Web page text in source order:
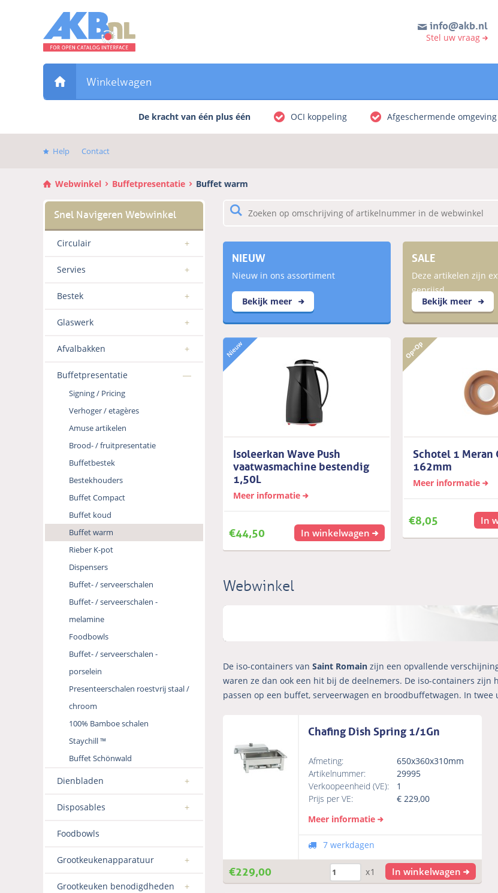
Direct
het
hoofdmenu
info@akb.nl
Stel uw vraag
Winkelwagen
De kracht van één plus één OCI koppeling Afgeschermende omgeving
Help Contact
Webwinkel Buffetpresentatie Buffet warm
Circulair
Servies
Bestek
Glaswerk
Afvalbakken
Buffetpresentatie
Signing / Pricing
Verhoger / etagères
Amuse artikelen
Brood- / fruitpresentatie
Buffetbestek
Bestekhouders
Buffet Compact
Buffet koud
Buffet warm
Rieber K-pot
Dispensers
Buffet- / serveerschalen
Buffet- / serveerschalen -
melamine
Foodbowls
Buffet- / serveerschalen -
porselein
Presenteerschalen roestvrij staal /
chroom
100% Bamboe schalen
Staychill ™
Buffet Schönwald
Dienbladen
Disposables
Foodbowls
Grootkeukenapparatuur
Grootkeuken benodigdheden
NIEUW
Nieuw in ons assortiment
Bekijk meer
Isoleerkan Wave Push
vaatwasmachine bestendig
1,50L
Meer informatie
€44,50 In winkelwagen
SALE
Deze artikelen zijn
geprijsd
Bekijk meer
Schotel 1 Meran
162mm
Meer informatie
€8,05 In
Webwinkel
De iso-containers van Saint Romain zijn een opvallende
waren ze dan ook een hit bij de deelnemers. De iso-containers zijn
passen op een buffet, serveerwagen en broodbuffetwagen. In
Chafing Dish Spring 1/1Gn
Afmeting:
650x360x310mm
Artikelnummer:
29995
Verkoopeenheid (VE):
1
Prijs per VE:
€ 229,00
Meer informatie
7 werkdagen
€229,00 x1 In winkelwagen